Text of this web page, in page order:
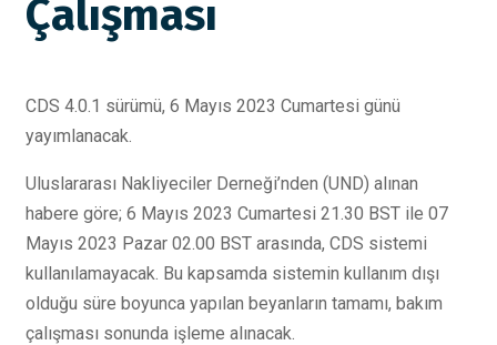
Çalışması
CDS 4.0.1 sürümü, 6 Mayıs 2023 Cumartesi günü
yayımlanacak.
Uluslararası Nakliyeciler Derneği’nden (UND) alınan
habere göre; 6 Mayıs 2023 Cumartesi 21.30 BST ile 07
Mayıs 2023 Pazar 02.00 BST arasında, CDS sistemi
kullanılamayacak. Bu kapsamda sistemin kullanım dışı
olduğu süre boyunca yapılan beyanların tamamı, bakım
çalışması sonunda işleme alınacak.